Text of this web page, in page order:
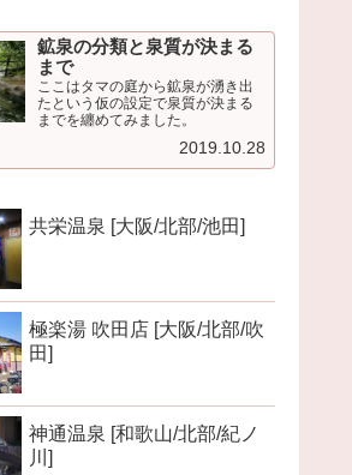
鉱泉の分類と泉質が決まる
まで
ここはタマの庭から鉱泉が湧き出
たという仮の設定で泉質が決まる
までを纏めてみました。
2019.10.28
共栄温泉 [大阪/北部/池田]
極楽湯 吹田店 [大阪/北部/吹
田]
神通温泉 [和歌山/北部/紀ノ
川]